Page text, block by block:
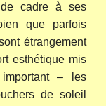
cadre à ses
que parfois
étrangement
esthétique mis
– les
de soleil